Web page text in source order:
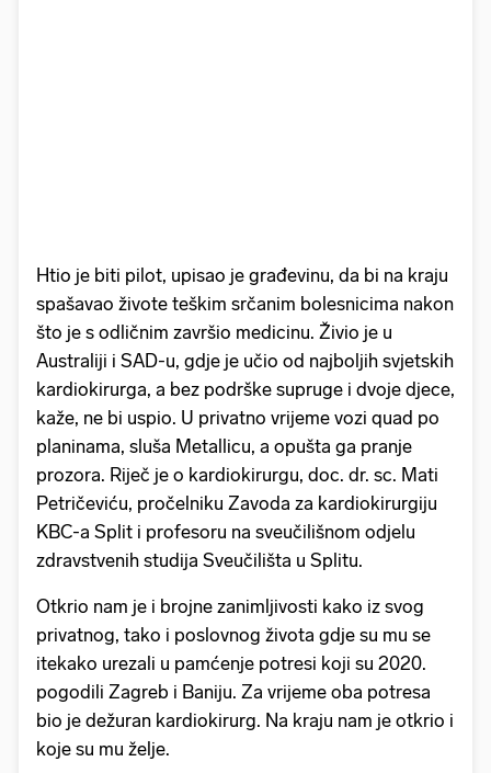
Htio je biti pilot, upisao je građevinu, da bi na kraju
spašavao živote teškim srčanim bolesnicima nakon
što je s odličnim završio medicinu. Živio je u
Australiji i SAD-u, gdje je učio od najboljih svjetskih
kardiokirurga, a bez podrške supruge i dvoje djece,
kaže, ne bi uspio. U privatno vrijeme vozi quad po
planinama, sluša Metallicu, a opušta ga pranje
prozora. Riječ je o kardiokirurgu, doc. dr. sc. Mati
Petričeviću, pročelniku Zavoda za kardiokirurgiju
KBC-a Split i profesoru na sveučilišnom odjelu
zdravstvenih studija Sveučilišta u Splitu.
Otkrio nam je i brojne zanimljivosti kako iz svog
privatnog, tako i poslovnog života gdje su mu se
itekako urezali u pamćenje potresi koji su 2020.
pogodili Zagreb i Baniju. Za vrijeme oba potresa
bio je dežuran kardiokirurg. Na kraju nam je otkrio i
koje su mu želje.